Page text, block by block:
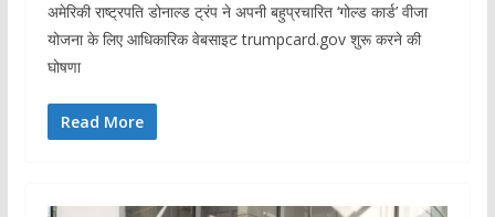
अमेरिकी राष्ट्रपति डोनाल्ड ट्रंप ने अपनी बहुप्रचारित ‘गोल्ड कार्ड’ वीजा
योजना के लिए आधिकारिक वेबसाइट trumpcard.gov शुरू करने की
घोषणा
Read More